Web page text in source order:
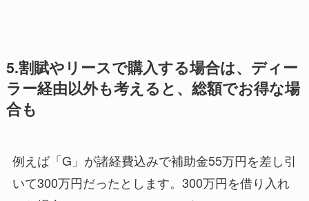
5.割賦やリースで購入する場合は、ディー
ラー経由以外も考えると、総額でお得な場
合も
例えば「G」が諸経費込みで補助金55万円を差し引
いて300万円だったとします。300万円を借り入れ